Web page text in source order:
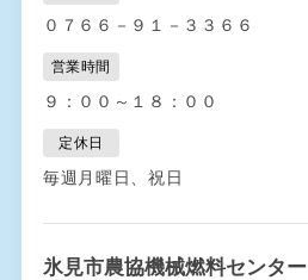
０７６６－９１－３３６６
営業時間
９：００～１８：００
定休日
毎週月曜日、祝日
氷見市農協機械燃料センター